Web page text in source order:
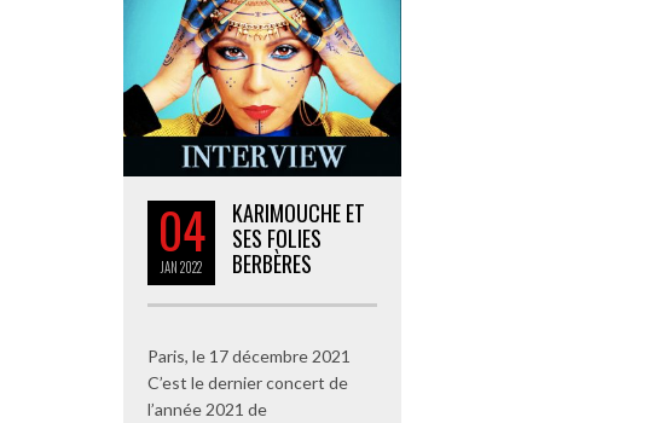
04
JAN2022
KARIMOUCHE ET
SES FOLIES
BERBÈRES
Paris, le 17 décembre 2021
C’est le dernier concert de
l’année 2021 de